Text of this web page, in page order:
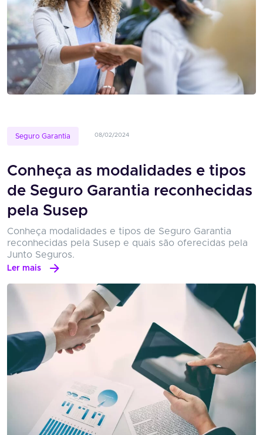
Seguro Garantia 08/02/2024
Conheça as modalidades e tipos
de Seguro Garantia reconhecidas
pela Susep
Conheça modalidades e tipos de Seguro Garantia
reconhecidas pela Susep e quais são oferecidas pela
Junto Seguros.
Ler mais